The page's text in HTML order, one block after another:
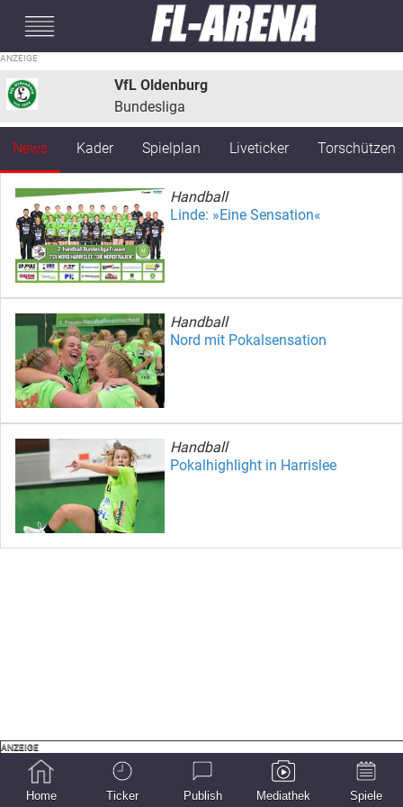
VfL Oldenburg
Bundesliga
News Kader Spielplan Liveticker Torschützen
Handball
Linde: »Eine Sensation«
Handball
Nord mit Pokalsensation
Handball
Pokalhighlight in Harrislee
Home Ticker Publish Mediathek Spiele